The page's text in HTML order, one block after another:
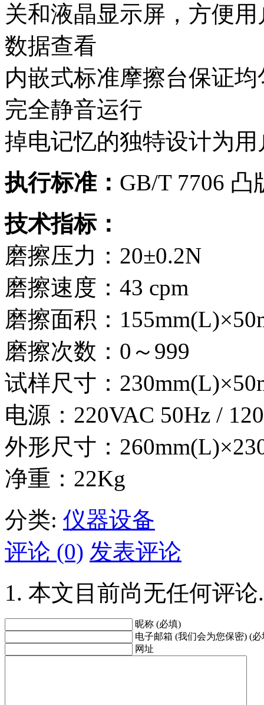
关和液晶显示屏，方便
数据查看
内嵌式标准摩擦台保证
完全静音运行
掉电记忆的独特设计为
执行标准： GB/T 7706
技术指标：
磨擦压力：20±0.2N
磨擦速度：43 cpm
磨擦面积：
磨擦次数：0～999
试样尺寸：
电源：220VAC 50Hz /
外形尺寸：
净重：22Kg
分类: 仪器设备
评论 (0) 发表评论
本文目前尚无任何评论.
昵称 (必填)
电子邮箱 (我们会为您保密) (必
网址